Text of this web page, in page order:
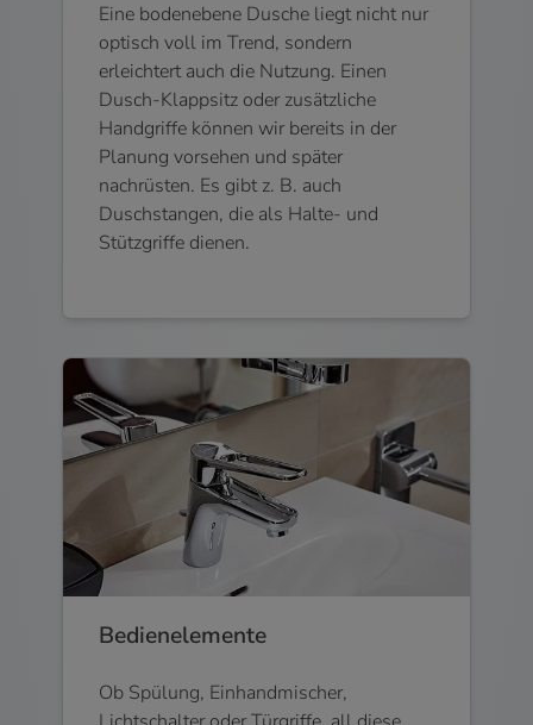
Eine bodenebene Dusche liegt nicht nur
optisch voll im Trend, sondern
erleichtert auch die Nutzung. Einen
Dusch-Klappsitz oder zusätzliche
Handgriffe können wir bereits in der
Planung vorsehen und später
nachrüsten. Es gibt z. B. auch
Duschstangen, die als Halte- und
Stützgriffe dienen.
Bedienelemente
Ob Spülung, Einhandmischer,